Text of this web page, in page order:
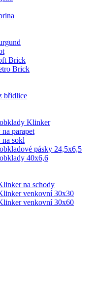
Brick
Brick
břidlice
Klinker
parapet
sokl
pásky 24,5x6,5
40x6,6
na schody
venkovní 30x30
venkovní 30x60